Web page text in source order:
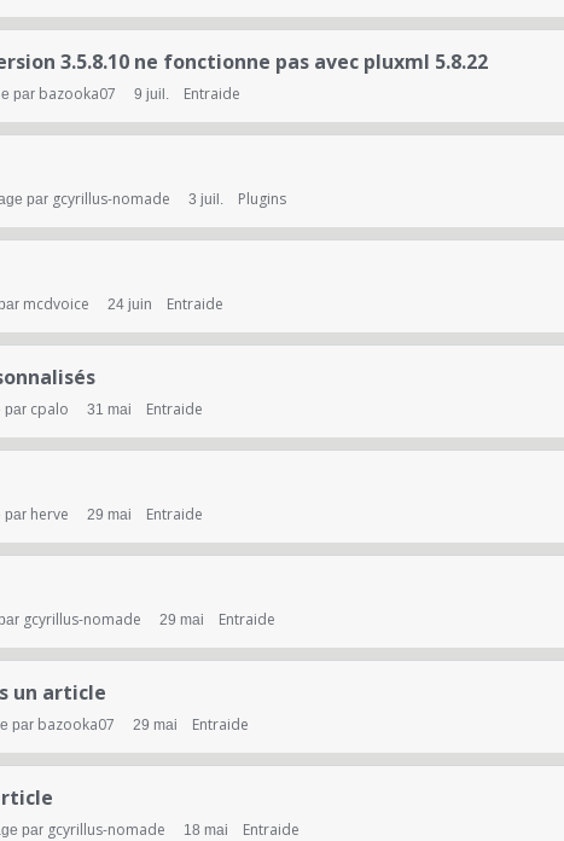
3.5.8.10 ne fonctionne pas avec pluxml 5.8.22
par bazooka07 9 juil. Entraide
par gcyrillus-nomade 3 juil. Plugins
mcdvoice 24 juin Entraide
par cpalo 31 mai Entraide
par herve 29 mai Entraide
gcyrillus-nomade 29 mai Entraide
un article
par bazooka07 29 mai Entraide
par gcyrillus-nomade 18 mai Entraide